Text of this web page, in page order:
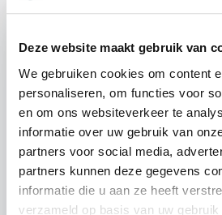
Deze website maakt gebruik van
We gebruiken cookies om content
personaliseren, om functies voor
en om ons websiteverkeer te
informatie over uw gebruik van
partners voor social media,
partners kunnen deze gegevens
informatie die u aan ze heeft
verzameld op basis van uw
gesprekken met collega’s,
interactieve lezing ontdek je
communicatie slimmer en
met meer overtuiging,
Spreker Mimoun Oaissa
verborgen dynamiek van
zien hoe je ‘het gesprek
herkennen en beïnvloeden.
achtergrond als acteur en
+Lees meer